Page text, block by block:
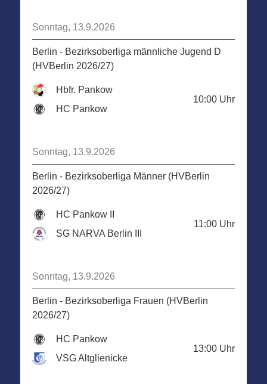
Sonntag, 13.9.2026
Berlin - Bezirksoberliga männliche Jugend D
(HVBerlin 2026/27)
Hbfr. Pankow
HC Pankow
10:00 Uhr
Sonntag, 13.9.2026
Berlin - Bezirksoberliga Männer (HVBerlin
2026/27)
HC Pankow II
SG NARVA Berlin III
11:00 Uhr
Sonntag, 13.9.2026
Berlin - Bezirksoberliga Frauen (HVBerlin
2026/27)
HC Pankow
VSG Altglienicke
13:00 Uhr